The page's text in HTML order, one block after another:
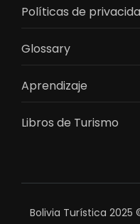
Políticas de
Glossary
Aprendizaje
Libros de Turismo
Bolivia Turística 2025